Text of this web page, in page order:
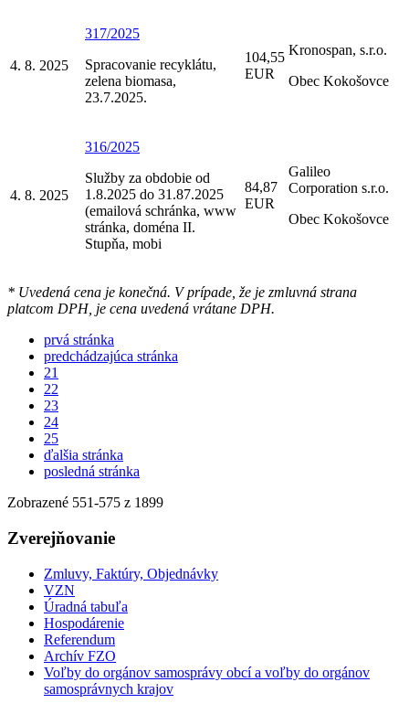
4. 8. 2025
317/2025
Spracovanie recyklátu,
zelena biomasa,
23.7.2025.
104,55
EUR
Kronospan, s.r.o.
Obec Kokošovce
4. 8. 2025
316/2025
Služby za obdobie od
1.8.2025 do 31.87.2025
(emailová schránka, www
stránka, doména II.
Stupňa, mobi
84,87
EUR
Galileo
Corporation s.r.o.
Obec Kokošovce
* Uvedená cena je konečná. V prípade, že je zmluvná strana
platcom DPH, je cena uvedená vrátane DPH.
prvá stránka
predchádzajúca stránka
21
22
23
24
25
ďalšia stránka
posledná stránka
Zobrazené 551-575 z 1899
Zverejňovanie
Zmluvy, Faktúry, Objednávky
VZN
Úradná tabuľa
Hospodárenie
Referendum
Archív FZO
Voľby do orgánov samosprávy obcí a voľby do orgánov
samosprávnych krajov